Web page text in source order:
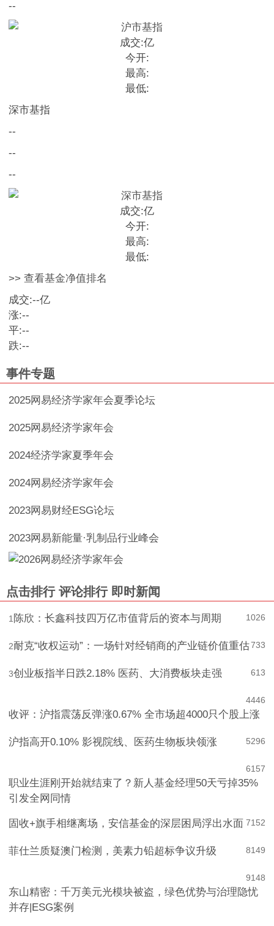
--
成交:亿
今开:
最高:
最低:
深市基指
--
--
--
成交:亿
今开:
最高:
最低:
>> 查看基金净值排名
成交:--亿
涨:--
平:--
跌:--
事件专题
2025网易经济学家年会夏季论坛
2025网易经济学家年会
2024经济学家夏季年会
2024网易经济学家年会
2023网易财经ESG论坛
2023网易新能量·乳制品行业峰会
点击排行 评论排行 即时新闻
1026
1 陈欣：长鑫科技四万亿市值背后的资本与周期
733
2耐克“收权运动”：一场针对经销商的产业链价值重估
613
3创业板指半日跌2.18% 医药、大消费板块走强
446
4
收评：沪指震荡反弹涨0.67% 全市场超4000只个股上涨
296
5
沪指高开0.10% 影视院线、医药生物板块领涨
157
6
职业生涯刚开始就结束了？新人基金经理50天亏掉35%
引发全网同情
152
7
固收+旗手相继离场，安信基金的深层困局浮出水面
149
8
菲仕兰质疑澳门检测，美素力铅超标争议升级
148
9
东山精密：千万美元光模块被盗，绿色优势与治理隐忧
并存|ESG案例